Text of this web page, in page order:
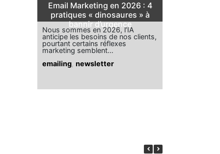
Email Marketing en 2026 : 4
pratiques « dinosaures » à
bannir d’urgence
Nous sommes en 2026, l’IA
anticipe les besoins de nos clients,
pourtant certains réflexes
marketing semblent…
emailing, newsletter